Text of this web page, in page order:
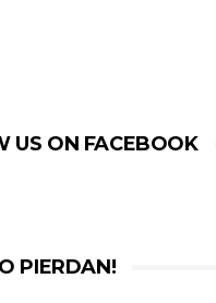
US ON FACEBOOK
PIERDAN!